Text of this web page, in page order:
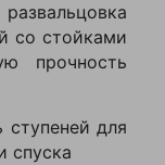
со стойками
прочность
ступеней для
спуска